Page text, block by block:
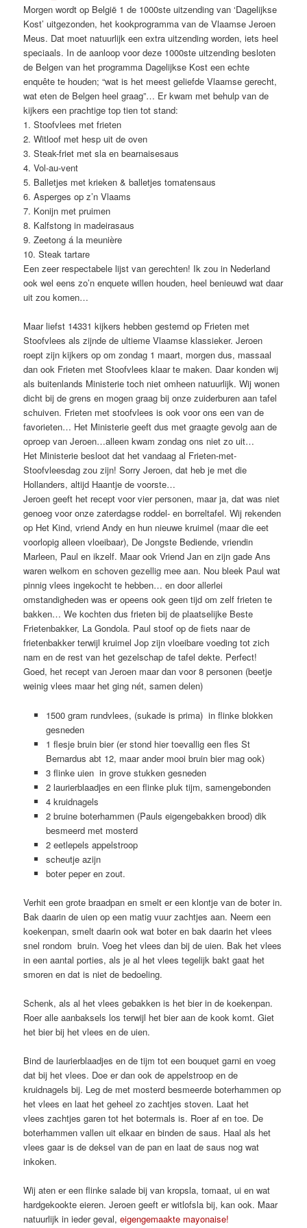
Morgen wordt op België 1 de 1000ste uitzending van ‘Dagelijkse
Kost’ uitgezonden, het kookprogramma van de Vlaamse Jeroen
Meus. Dat moet natuurlijk een extra uitzending worden, iets heel
speciaals. In de aanloop voor deze 1000ste uitzending besloten
de Belgen van het programma Dagelijkse Kost een echte
enquête te houden; “wat is het meest geliefde Vlaamse gerecht,
wat eten de Belgen heel graag”… Er kwam met behulp van de
kijkers een prachtige top tien tot stand:
1. Stoofvlees met frieten
2. Witloof met hesp uit de oven
3. Steak-friet met sla en bearnaisesaus
4. Vol-au-vent
5. Balletjes met krieken & balletjes tomatensaus
6. Asperges op z’n Vlaams
7. Konijn met pruimen
8. Kalfstong in madeirasaus
9. Zeetong á la meunière
10. Steak tartare
Een zeer respectabele lijst van gerechten! Ik zou in Nederland
ook wel eens zo’n enquete willen houden, heel benieuwd wat daar
uit zou komen…
Maar liefst 14331 kijkers hebben gestemd op Frieten met
Stoofvlees als zijnde de ultieme Vlaamse klassieker. Jeroen
roept zijn kijkers op om zondag 1 maart, morgen dus, massaal
dan ook Frieten met Stoofvlees klaar te maken. Daar konden wij
als buitenlands Ministerie toch niet omheen natuurlijk. Wij wonen
dicht bij de grens en mogen graag bij onze zuiderburen aan tafel
schuiven. Frieten met stoofvlees is ook voor ons een van de
favorieten… Het Ministerie geeft dus met graagte gevolg aan de
oproep van Jeroen…alleen kwam zondag ons niet zo uit…
Het Ministerie besloot dat het vandaag al Frieten-met-
Stoofvleesdag zou zijn! Sorry Jeroen, dat heb je met die
Hollanders, altijd Haantje de voorste…
Jeroen geeft het recept voor vier personen, maar ja, dat was niet
genoeg voor onze zaterdagse roddel- en borreltafel. Wij rekenden
op Het Kind, vriend Andy en hun nieuwe kruimel (maar die eet
voorlopig alleen vloeibaar), De Jongste Bediende, vriendin
Marleen, Paul en ikzelf. Maar ook Vriend Jan en zijn gade Ans
waren welkom en schoven gezellig mee aan. Nou bleek Paul wat
pinnig vlees ingekocht te hebben… en door allerlei
omstandigheden was er opeens ook geen tijd om zelf frieten te
bakken… We kochten dus frieten bij de plaatselijke Beste
Frietenbakker, La Gondola. Paul stoof op de fiets naar de
frietenbakker terwijl kruimel Jop zijn vloeibare voeding tot zich
nam en de rest van het gezelschap de tafel dekte. Perfect!
Goed, het recept van Jeroen maar dan voor 8 personen (beetje
weinig vlees maar het ging nét, samen delen)
1500 gram rundvlees, (sukade is prima) in flinke blokken
gesneden
1 flesje bruin bier (er stond hier toevallig een fles St
Bernardus abt 12, maar ander mooi bruin bier mag ook)
3 flinke uien in grove stukken gesneden
2 laurierblaadjes en een flinke pluk tijm, samengebonden
4 kruidnagels
2 bruine boterhammen (Pauls eigengebakken brood) dik
besmeerd met mosterd
2 eetlepels appelstroop
scheutje azijn
boter peper en zout.
Verhit een grote braadpan en smelt er een klontje van de boter in.
Bak daarin de uien op een matig vuur zachtjes aan. Neem een
koekenpan, smelt daarin ook wat boter en bak daarin het vlees
snel rondom bruin. Voeg het vlees dan bij de uien. Bak het vlees
in een aantal porties, als je al het vlees tegelijk bakt gaat het
smoren en dat is niet de bedoeling.
Schenk, als al het vlees gebakken is het bier in de koekenpan.
Roer alle aanbaksels los terwijl het bier aan de kook komt. Giet
het bier bij het vlees en de uien.
Bind de laurierblaadjes en de tijm tot een bouquet garni en voeg
dat bij het vlees. Doe er dan ook de appelstroop en de
kruidnagels bij. Leg de met mosterd besmeerde boterhammen op
het vlees en laat het geheel zo zachtjes stoven. Laat het
vlees zachtjes garen tot het botermals is. Roer af en toe. De
boterhammen vallen uit elkaar en binden de saus. Haal als het
vlees gaar is de deksel van de pan en laat de saus nog wat
inkoken.
Wij aten er een flinke salade bij van kropsla, tomaat, ui en wat
hardgekookte eieren. Jeroen geeft er witlofsla bij, kan ook. Maar
natuurlijk in ieder geval,eigengemaakte mayonaise!